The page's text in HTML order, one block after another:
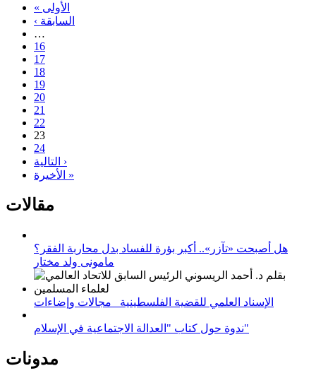
« الأولى
‹ السابقة
…
16
17
18
19
20
21
22
23
24
التالية ›
الأخيرة »
مقالات
هل أصبحت «تآزر».. أكبر بؤرة للفساد بدل محاربة الفقر؟
مامونى ولد مختار
الإسناد العلمي للقضية الفلسطينية_ مجالات وإضاءات
ندوة حول كتاب "العدالة الاجتماعية في الإسلام"
مدونات